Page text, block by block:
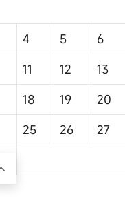
4 5 6
11 12 13
18 19 20
25 26 27